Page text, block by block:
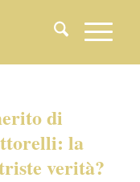
di
la
verità?